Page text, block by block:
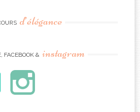
d’élégance
FACEBOOK & instagram